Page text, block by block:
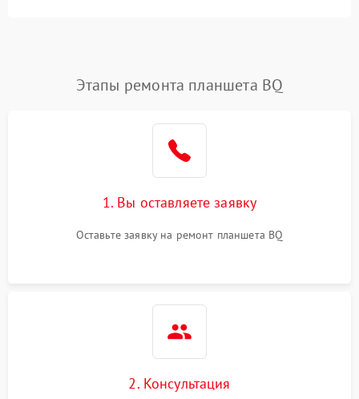
Этапы ремонта планшета BQ
1. Вы оставляете заявку
Оставьте заявку на ремонт планшета BQ
2. Консультация